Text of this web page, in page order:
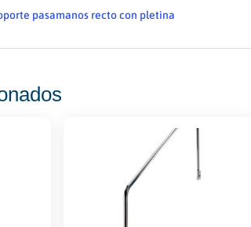
pasamanos recto con pletina